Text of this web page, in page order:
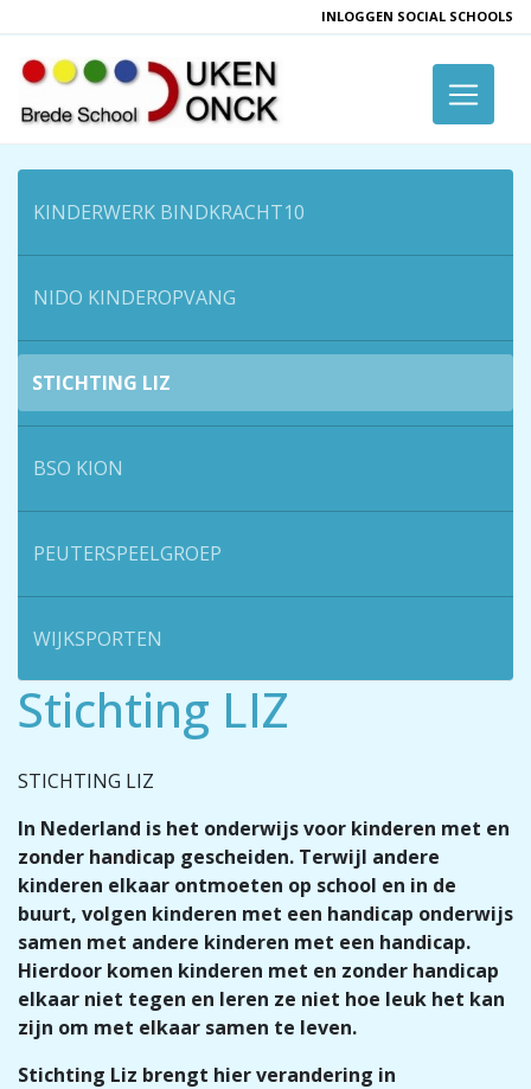
INLOGGEN SOCIAL SCHOOLS
KINDERWERK BINDKRACHT10
NIDO KINDEROPVANG
STICHTING LIZ
BSO KION
PEUTERSPEELGROEP
WIJKSPORTEN
Stichting LIZ
STICHTING LIZ
In Nederland is het onderwijs voor kinderen met en
zonder handicap gescheiden. Terwijl andere
kinderen elkaar ontmoeten op school en in de
buurt, volgen kinderen met een handicap onderwijs
samen met andere kinderen met een handicap.
Hierdoor komen kinderen met en zonder handicap
elkaar niet tegen en leren ze niet hoe leuk het kan
zijn om met elkaar samen te leven.
Stichting Liz brengt hier verandering in